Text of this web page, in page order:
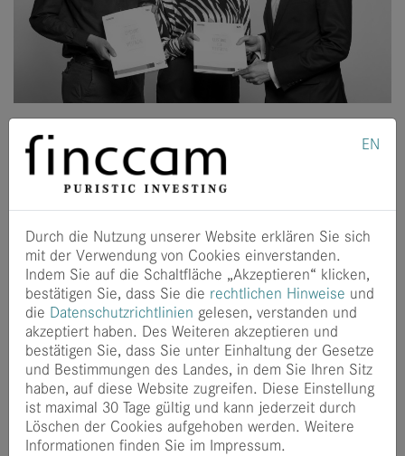
EN
Durch die Nutzung unserer Website erklären Sie sich
mit der Verwendung von Cookies einverstanden.
Indem Sie auf die Schaltfläche „Akzeptieren“ klicken,
bestätigen Sie, dass Sie die rechtlichen Hinweise und
die Datenschutzrichtlinien gelesen, verstanden und
akzeptiert haben. Des Weiteren akzeptieren und
bestätigen Sie, dass Sie unter Einhaltung der Gesetze
und Bestimmungen des Landes, in dem Sie Ihren Sitz
haben, auf diese Website zugreifen. Diese Einstellung
ist maximal 30 Tage gültig und kann jederzeit durch
Löschen der Cookies aufgehoben werden. Weitere
Informationen finden Sie im Impressum.
Studentinnen und Studenten verschiedener
Fachrichtungen der TUM. Das Deutschlandstipendium
www.deutschlandstipendium.de) ist ein wunderbares
Die Studentinnen und Studenten durchlaufen im Vorfeld
der Vergabe der Stipendien einen Selektionsprozess, der
sowohl Noten und Studienleistungen als auch
zivilgesellschaftliches Engagement berücksichtigt. Der
Förderbetrag wird anschließend im Rahmen des
Stipendiums durch den Bund jeweils verdoppelt und
kommt so den Studierenden zugute. Engagierte und
leistungsfähige Nachwuchskräfte, die in Zukunft in
vielerlei Hinsicht einen wertvollen gesellschaftlichen
Beitrag liefern werden, auf Ihrem Weg an der TU München
zu entlasten, ist hierbei unser Ziel.